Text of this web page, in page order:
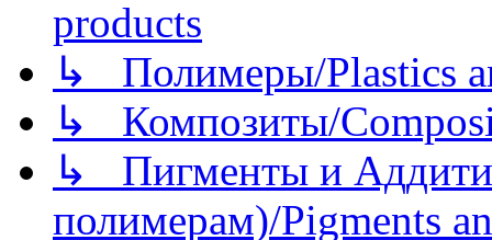
products
↳ Полимеры/Plastics
↳ Композиты/
↳ Пигменты и
полимерам)/Pigments